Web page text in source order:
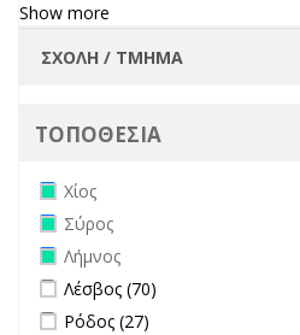
Show more
ΤΟΠΟΘΕΣΙΑ
Remove Χίος filter
Χίος
Remove Σύρος filter
Σύρος
Remove Λήμνος filter
Λήμνος
Apply Λέσβος filter
Λέσβος (70)
Apply Ρόδος filter
Ρόδος (27)